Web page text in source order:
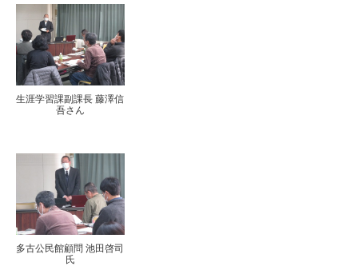
生涯学習課副課長 藤澤信
吾さん
多古公民館顧問 池田啓司
氏